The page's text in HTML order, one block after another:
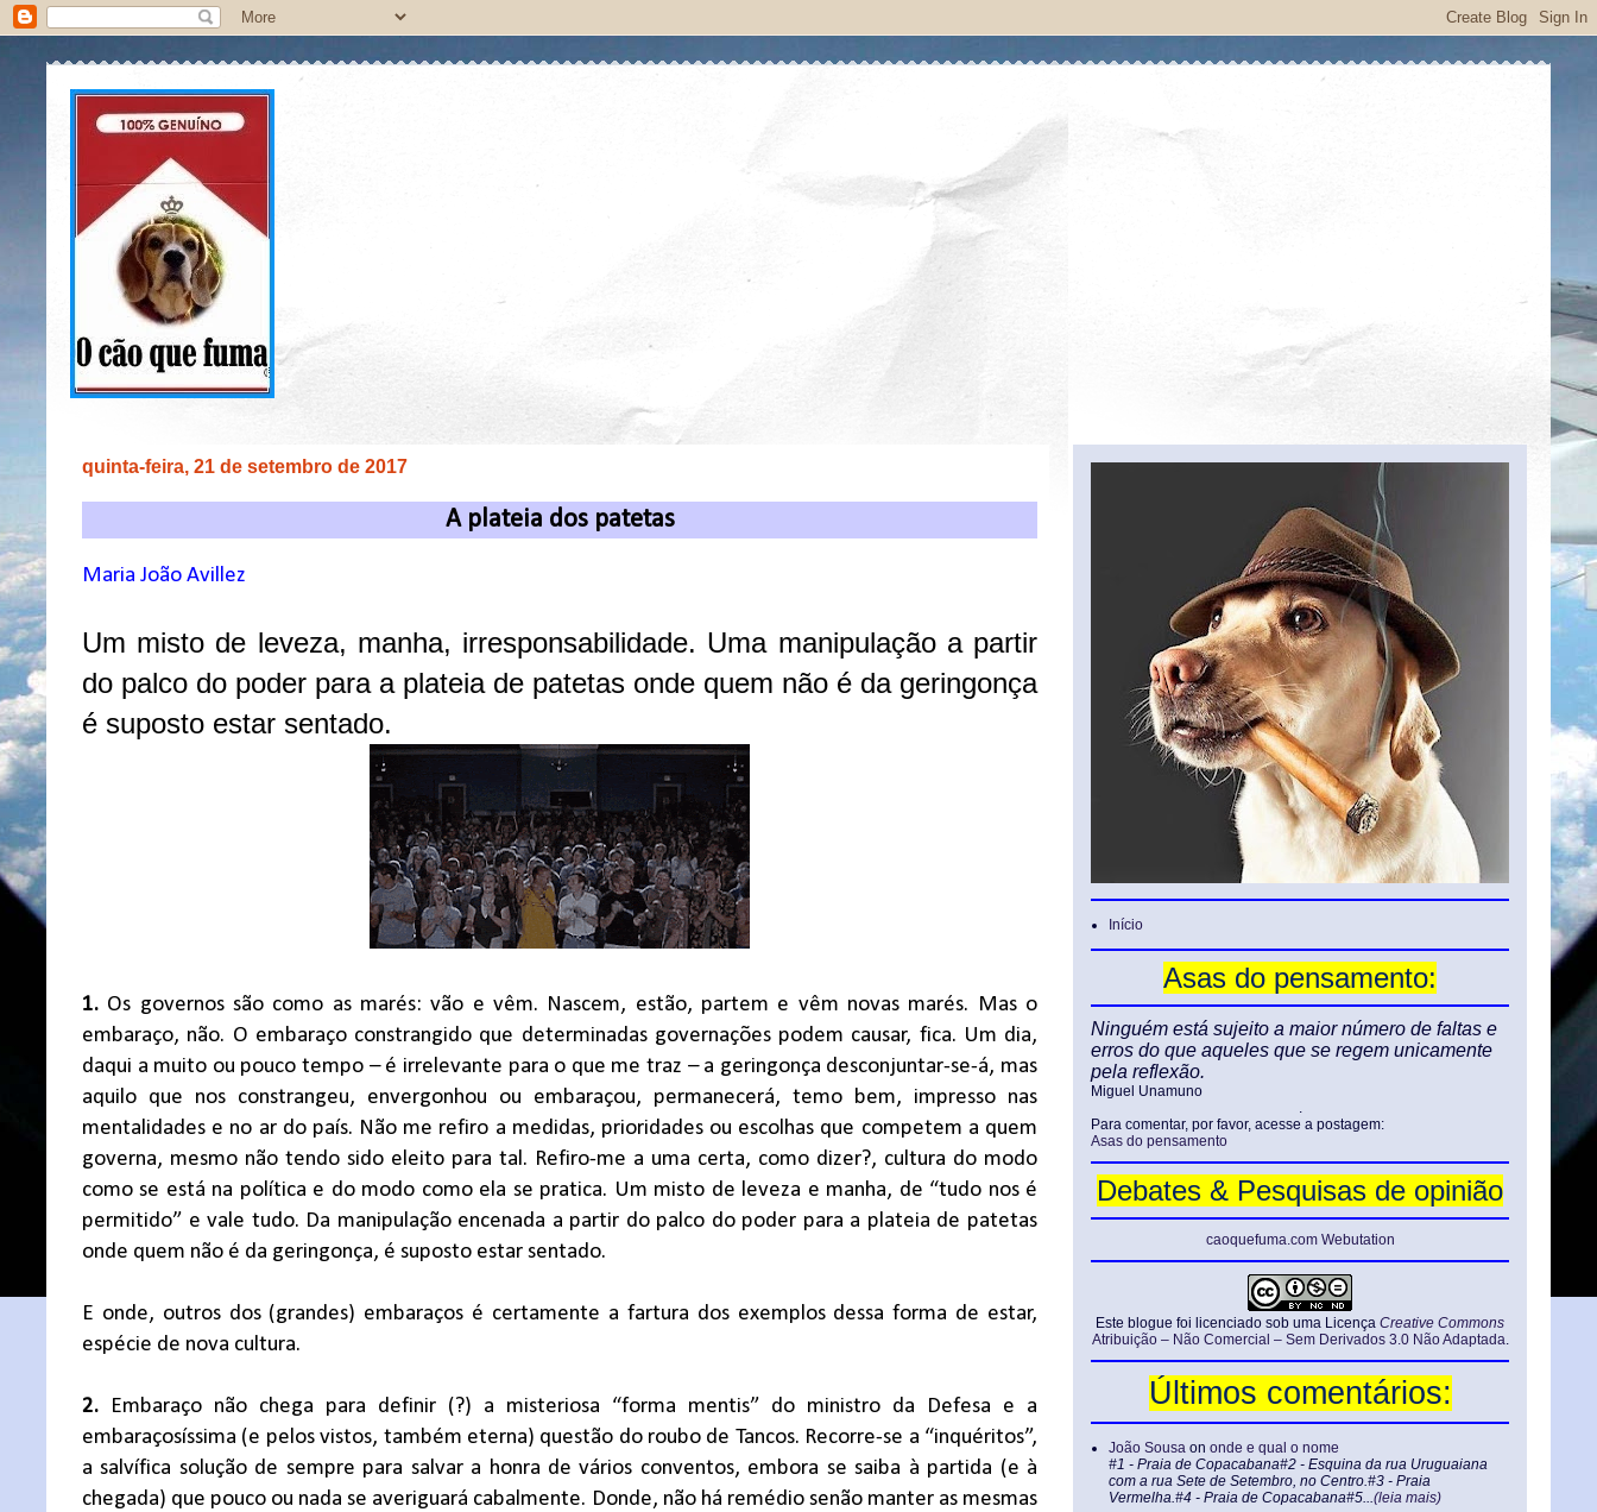
quinta-feira, 21 de setembro de 2017
A plateia dos patetas
Maria João Avillez
Um misto de leveza, manha, irresponsabilidade. Uma manipulação a partir
do palco do poder para a plateia de patetas onde quem não é da geringonça
é suposto estar sentado.
1. Os governos são como as marés: vão e vêm. Nascem, estão, partem e vêm novas marés. Mas o
embaraço, não. O embaraço constrangido que determinadas governações podem causar, fica. Um dia,
daqui a muito ou pouco tempo – é irrelevante para o que me traz – a geringonça desconjuntar-se-á, mas
aquilo que nos constrangeu, envergonhou ou embaraçou, permanecerá, temo bem, impresso nas
mentalidades e no ar do país. Não me refiro a medidas, prioridades ou escolhas que competem a quem
governa, mesmo não tendo sido eleito para tal. Refiro-me a uma certa, como dizer?, cultura do modo
como se está na política e do modo como ela se pratica. Um misto de leveza e manha, de “tudo nos é
permitido” e vale tudo. Da manipulação encenada a partir do palco do poder para a plateia de patetas
onde quem não é da geringonça, é suposto estar sentado.
E onde, outros dos (grandes) embaraços é certamente a fartura dos exemplos dessa forma de estar,
espécie de nova cultura.
2. Embaraço não chega para definir (?) a misteriosa “forma mentis” do ministro da Defesa e a
embaraçosíssima (e pelos vistos, também eterna) questão do roubo de Tancos. Recorre-se a “inquéritos”,
a salvífica solução de sempre para salvar a honra de vários conventos, embora se saiba à partida (e à
chegada) que pouco ou nada se averiguará cabalmente. Donde, não há remédio senão manter as mesmas
Início
Asas do pensamento:
Ninguém está sujeito a maior número de faltas e
erros do que aqueles que se regem unicamente
pela reflexão.
Miguel Unamuno
.
Para comentar, por favor, acesse a postagem:
Asas do pensamento
Debates & Pesquisas de opinião
caoquefuma.com Webutation
Este blogue foi licenciado sob uma Licença Creative Commons
Atribuição – Não Comercial – Sem Derivados 3.0 Não Adaptada.
Últimos comentários:
João Sousa on onde e qual o nome
#1 - Praia de Copacabana#2 - Esquina da rua Uruguaiana
com a rua Sete de Setembro, no Centro.#3 - Praia
Vermelha.#4 - Praia de Copacabana#5...(leia mais)